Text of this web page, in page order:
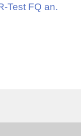
Test FQ an.